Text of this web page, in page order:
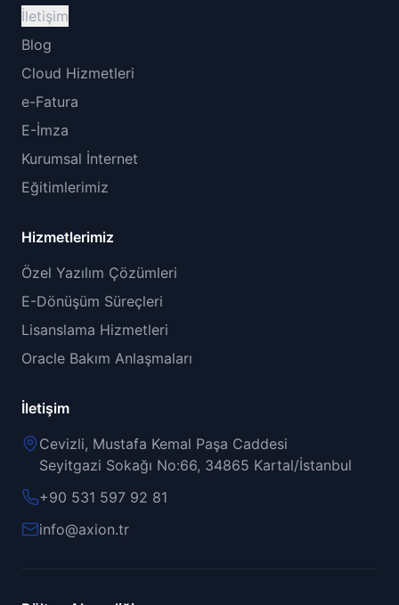
İletişim
Blog
Cloud Hizmetleri
e-Fatura
E-İmza
Kurumsal İnternet
Eğitimlerimiz
Hizmetlerimiz
Özel Yazılım Çözümleri
E-Dönüşüm Süreçleri
Lisanslama Hizmetleri
Oracle Bakım Anlaşmaları
İletişim
Cevizli, Mustafa Kemal Paşa Caddesi
Seyitgazi Sokağı No:66, 34865 Kartal/İstanbul
+90 531 597 92 81
info@axion.tr